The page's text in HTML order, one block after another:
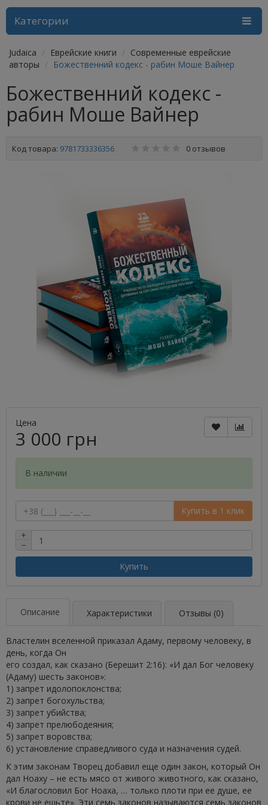
Категории
Judaica Еврейские книги
Современные еврейские
авторы
Божественний кодекс - рабин Моше Вайнер
Божественний кодекс -
рабин Моше Вайнер
Код товара: 9781733336356 0 отзывов
Цена
3 000 грн
В наличии
Купить в 1 клик
+
−
Купить
Описание Характеристики Отзывы (0)
Властелин вселенной приказал Адаму, первому человеку, в
день, когда Он
его создал, как сказано (Берешит 2:16): «И дал Бог человеку
(Адаму) шесть законов»:
1) запрет идолопоклонства;
2) запрет богохульства;
3) запрет убийства;
4) запрет прелюбодеяния;
5) запрет воровства;
6) установление справедливого суда и назначения судей.
К этим законам Творец добавил еще один закон, который Он
дал Ноаху – не есть мясо от живого животного, как сказано,
«И благословил Бог Ноаха, … только плоти при ее душе, ее
крови не ешьте». Эти семь законов называются семь законов